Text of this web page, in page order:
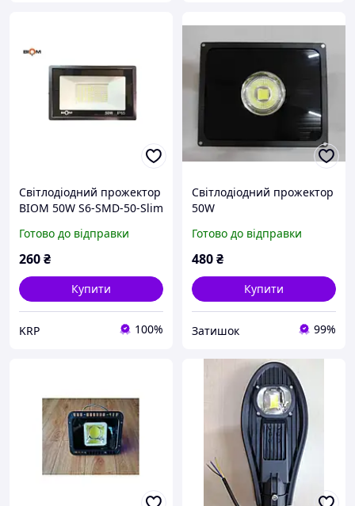
Світлодіодний прожектор
BIOM 50W S6-SMD-50-Slim
Готово до відправки
260₴
Купити
KRP 100%
Світлодіодний прожектор
50W
Готово до відправки
480₴
Купити
Затишок 99%